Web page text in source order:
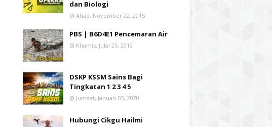
dan Biologi
Ahad, November 22, 2015
PBS | B6D4E1 Pencemaran Air
Khamis, Julai 25, 2013
DSKP KSSM Sains Bagi
Tingkatan 1 2 3 4 5
Jumaat, Januari 03, 2020
Hubungi Cikgu Hailmi